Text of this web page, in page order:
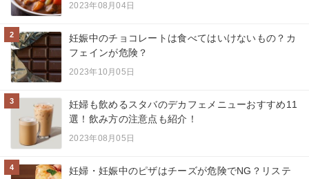
2023年08月04日
2
妊娠中のチョコレートは食べてはいけないもの？カ
フェインが危険？
2023年10月05日
3
妊婦も飲めるスタバのデカフェメニューおすすめ11
選！飲み方の注意点も紹介！
2023年08月05日
4
妊婦・妊娠中のピザはチーズが危険でNG？リステ